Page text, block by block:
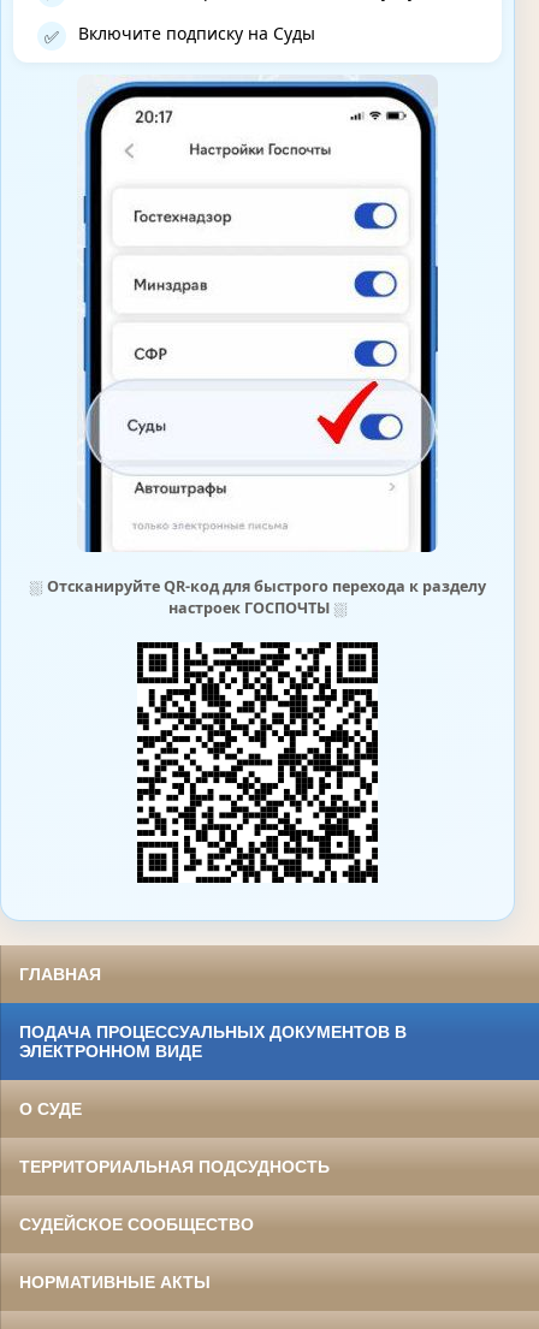
✅ Включите подписку на Суды
⛆ Отсканируйте QR-код для быстрого перехода к разделу
настроек ГОСПОЧТЫ⛆
ГЛАВНАЯ
ПОДАЧА ПРОЦЕССУАЛЬНЫХ ДОКУМЕНТОВ В
ЭЛЕКТРОННОМ ВИДЕ
О СУДЕ
ТЕРРИТОРИАЛЬНАЯ ПОДСУДНОСТЬ
СУДЕЙСКОЕ СООБЩЕСТВО
НОРМАТИВНЫЕ АКТЫ